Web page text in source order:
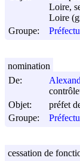
Loire,
Loire
Groupe:
De:
Objet:
préfet
Groupe:
nomination
cessation de